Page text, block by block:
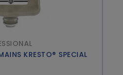
KRESTO® SPECIAL